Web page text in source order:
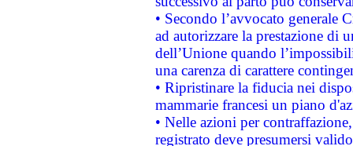
• Secondo l’avvocato
ad autorizzare la prestazione di
dell’Unione quando
una carenza di carattere
• Ripristinare la fiducia nei
mammarie francesi un piano
• Nelle azioni per
registrato deve presumersi